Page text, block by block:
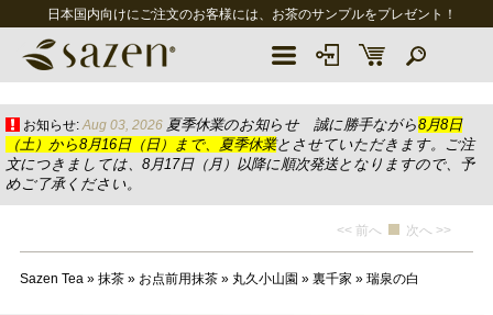
日本国内向けにご注文のお客様には、お茶のサンプルをプレゼント！
お知らせ: Aug 03, 2026 夏季休業のお知らせ 誠に勝手ながら8月8日
（土）から8月16日（日）まで、夏季休業とさせていただきます。ご注
文につきましては、8月17日（月）以降に順次発送となりますので、予
めご了承ください。
<< 前へ 次へ >>
Sazen Tea» 抹茶» お点前用抹茶» 丸久小山園 » 裏千家 » 瑞泉の白